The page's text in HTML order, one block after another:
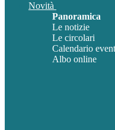
Novità
Panoramica
Le notizie
Le circolari
Calendario
Albo online